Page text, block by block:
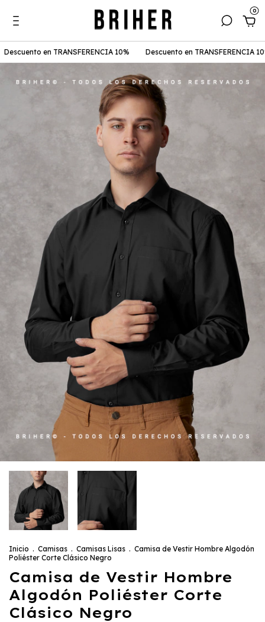
0
en TRANSFERENCIA 10% Descuento en TRANSFERENCIA 10%
Inicio . Camisas . Camisas Lisas . Camisa de Vestir Hombre Algodón
Poliéster Corte Clásico Negro
Camisa de Vestir Hombre
Algodón Poliéster Corte
Clásico Negro